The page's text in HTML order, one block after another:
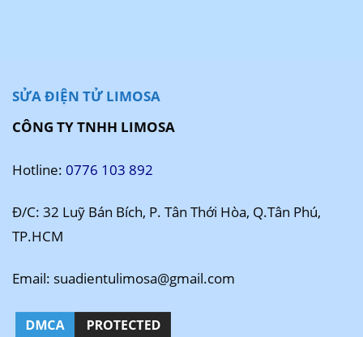
SỬA ĐIỆN TỬ LIMOSA
CÔNG TY TNHH LIMOSA
Hotline: 0776 103 892
Đ/C: 32 Luỹ Bán Bích, P. Tân Thới Hòa, Q.Tân Phú,
TP.HCM
Email: suadientulimosa@gmail.com